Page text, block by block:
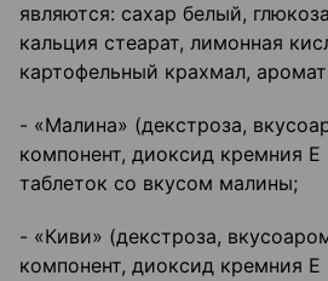
являются: сахар белый,
кальция стеарат, лимонная
картофельный крахмал,
- «Малина» (декстроза,
компонент, диоксид кремния
таблеток со вкусом малины;
- «Киви» (декстроза,
компонент, диоксид кремния